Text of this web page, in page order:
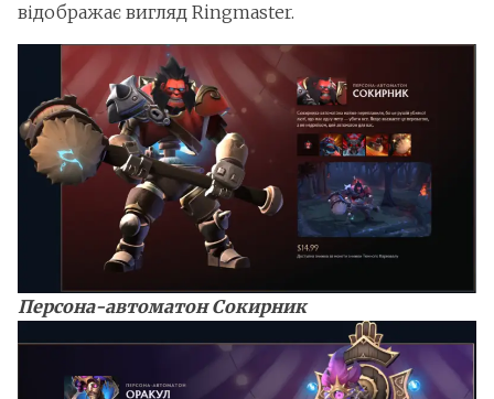
відображає вигляд Ringmaster.
Персона-автоматон Сокирник